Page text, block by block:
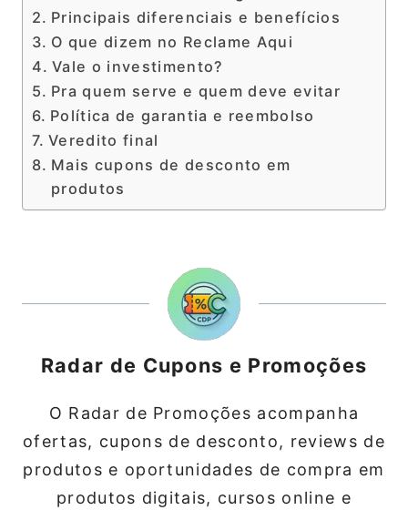
Principais diferenciais e benefícios
O que dizem no Reclame Aqui
Vale o investimento?
Pra quem serve e quem deve evitar
Política de garantia e reembolso
Veredito final
Mais cupons de desconto em
produtos
Radar de Cupons e Promoções
O Radar de Promoções acompanha
ofertas, cupons de desconto, reviews de
produtos e oportunidades de compra em
produtos digitais, cursos online e